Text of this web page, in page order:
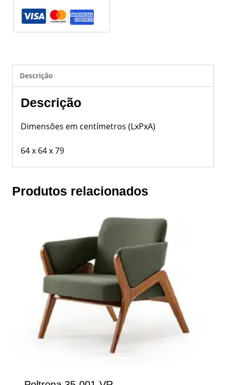
Descrição
Descrição
Dimensões em centímetros (LxPxA)
64 x 64 x 79
Produtos relacionados